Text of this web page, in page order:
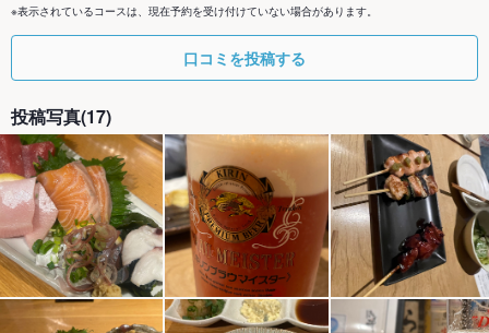
※表示されているコースは、現在予約を受け付けていない場合があります。
口コミを投稿する
投稿写真(17)